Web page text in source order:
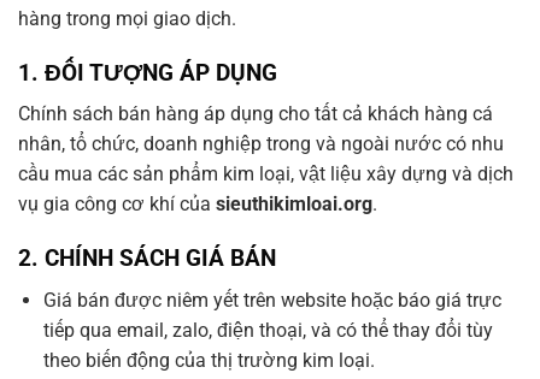
hàng trong mọi giao dịch.
1. ĐỐI TƯỢNG ÁP DỤNG
Chính sách bán hàng áp dụng cho tất cả khách hàng cá
nhân, tổ chức, doanh nghiệp trong và ngoài nước có nhu
cầu mua các sản phẩm kim loại, vật liệu xây dựng và dịch
vụ gia công cơ khí của sieuthikimloai.org.
2. CHÍNH SÁCH GIÁ BÁN
Giá bán được niêm yết trên website hoặc báo giá trực
tiếp qua email, zalo, điện thoại, và có thể thay đổi tùy
theo biến động của thị trường kim loại.